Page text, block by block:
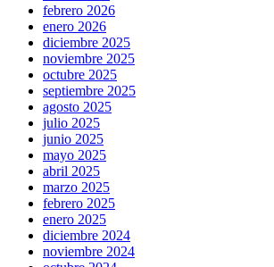
febrero 2026
enero 2026
diciembre 2025
noviembre 2025
octubre 2025
septiembre 2025
agosto 2025
julio 2025
junio 2025
mayo 2025
abril 2025
marzo 2025
febrero 2025
enero 2025
diciembre 2024
noviembre 2024